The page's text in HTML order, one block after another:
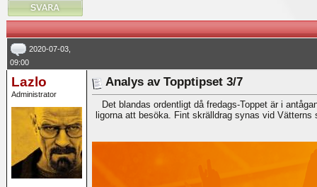
2020-07-03,
09:00
Lazlo
Administrator
Analys av Topptipset 3/7
Det blandas ordentligt då fredags-Toppet är i
ligorna att besöka. Fint skrälldrag synas vid